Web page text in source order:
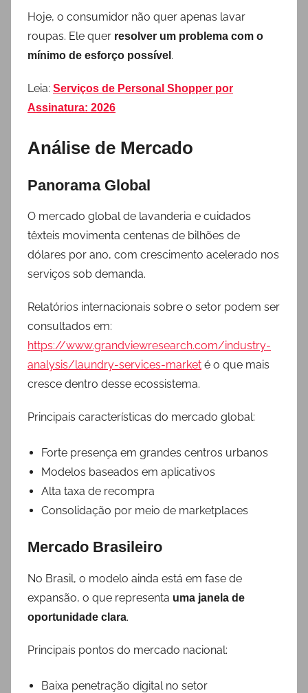
Hoje, o consumidor não quer apenas lavar
roupas. Ele quer resolver um problema com o
mínimo de esforço possível .
Leia: Serviços de Personal Shopper por
Assinatura: 2026
Análise de Mercado
Panorama Global
O mercado global de lavanderia e cuidados
têxteis movimenta centenas de bilhões de
dólares por ano, com crescimento acelerado nos
serviços sob demanda.
Relatórios internacionais sobre o setor podem ser
consultados em:
https://www.grandviewresearch.com/industry-
analysis/laundry-services-market é o que mais
cresce dentro desse ecossistema.
Principais características do mercado global:
Forte presença em grandes centros urbanos
Modelos baseados em aplicativos
Alta taxa de recompra
Consolidação por meio de marketplaces
Mercado Brasileiro
No Brasil, o modelo ainda está em fase de
expansão, o que representa uma janela de
oportunidade clara.
Principais pontos do mercado nacional:
Baixa penetração digital no setor